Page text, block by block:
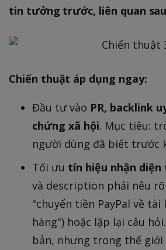
tin tưởng trước, liên quan sau
Chiến thuật áp dụng ngay:
Đầu tư vào PR, backlink
chứng xã hội. Mục tiêu:
người dùng đã biết trước
Tối ưu tín hiệu nhận diện
và description phải nêu
"chuyển tiền PayPal về tài
hàng") hoặc lặp lại câu
bản, nhưng trong thế giới